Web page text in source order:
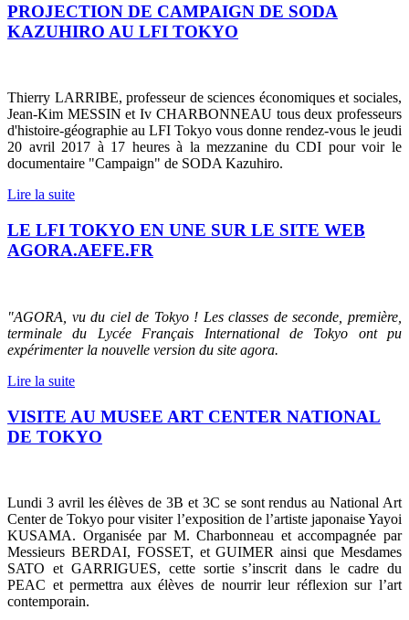
PROJECTION DE CAMPAIGN DE SODA
KAZUHIRO AU LFI TOKYO
Thierry LARRIBE, professeur de sciences économiques et sociales,
Jean-Kim MESSIN et Iv CHARBONNEAU tous deux professeurs
d'histoire-géographie au LFI Tokyo vous donne rendez-vous le jeudi
20 avril 2017 à 17 heures à la mezzanine du CDI pour voir le
documentaire "Campaign" de SODA Kazuhiro.
Lire la suite
LE LFI TOKYO EN UNE SUR LE SITE WEB
AGORA.AEFE.FR
"AGORA, vu du ciel de Tokyo ! Les classes de seconde, première,
terminale du Lycée Français International de Tokyo ont pu
expérimenter la nouvelle version du site agora.
Lire la suite
VISITE AU MUSEE ART CENTER NATIONAL
DE TOKYO
Lundi 3 avril les élèves de 3B et 3C se sont rendus au National Art
Center de Tokyo pour visiter l’exposition de l’artiste japonaise Yayoi
KUSAMA. Organisée par M. Charbonneau et accompagnée par
Messieurs BERDAI, FOSSET, et GUIMER ainsi que Mesdames
SATO et GARRIGUES, cette sortie s’inscrit dans le cadre du
PEAC et permettra aux élèves de nourrir leur réflexion sur l’art
contemporain.